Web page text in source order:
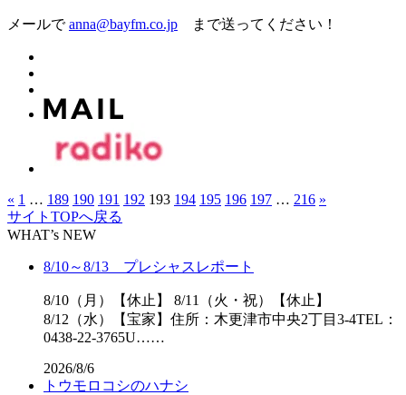
メールでanna@bayfm.co.jp まで送ってください！
« 1 … 189 190 191 192 193 194 195 196 197 … 216 »
サイトTOPへ戻る
WHAT’s NEW
8/10～8/13 プレシャスレポート
8/10（月）【休止】 8/11（火・祝）【休止】
8/12（水）【宝家】住所：木更津市中央2丁目3-4TEL：
0438-22-3765U……
2026/8/6
トウモロコシのハナシ